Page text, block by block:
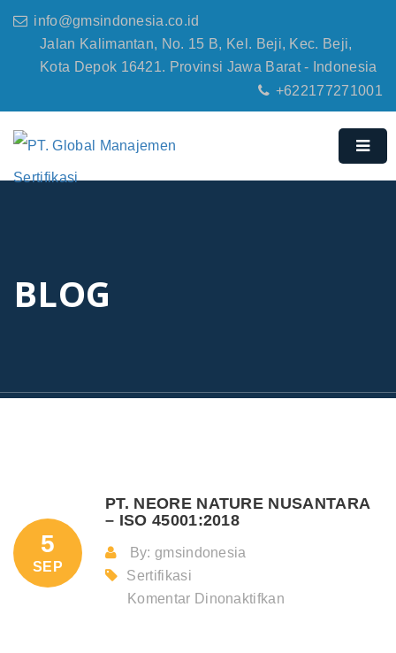
info@gmsindonesia.co.id
Jalan Kalimantan, No. 15 B, Kel. Beji, Kec. Beji,
Kota Depok 16421. Provinsi Jawa Barat - Indonesia
+622177271001
BLOG
5
SEP
PT. NEORE NATURE NUSANTARA
– ISO 45001:2018
By: gmsindonesia
Sertifikasi
Komentar Dinonaktifkan